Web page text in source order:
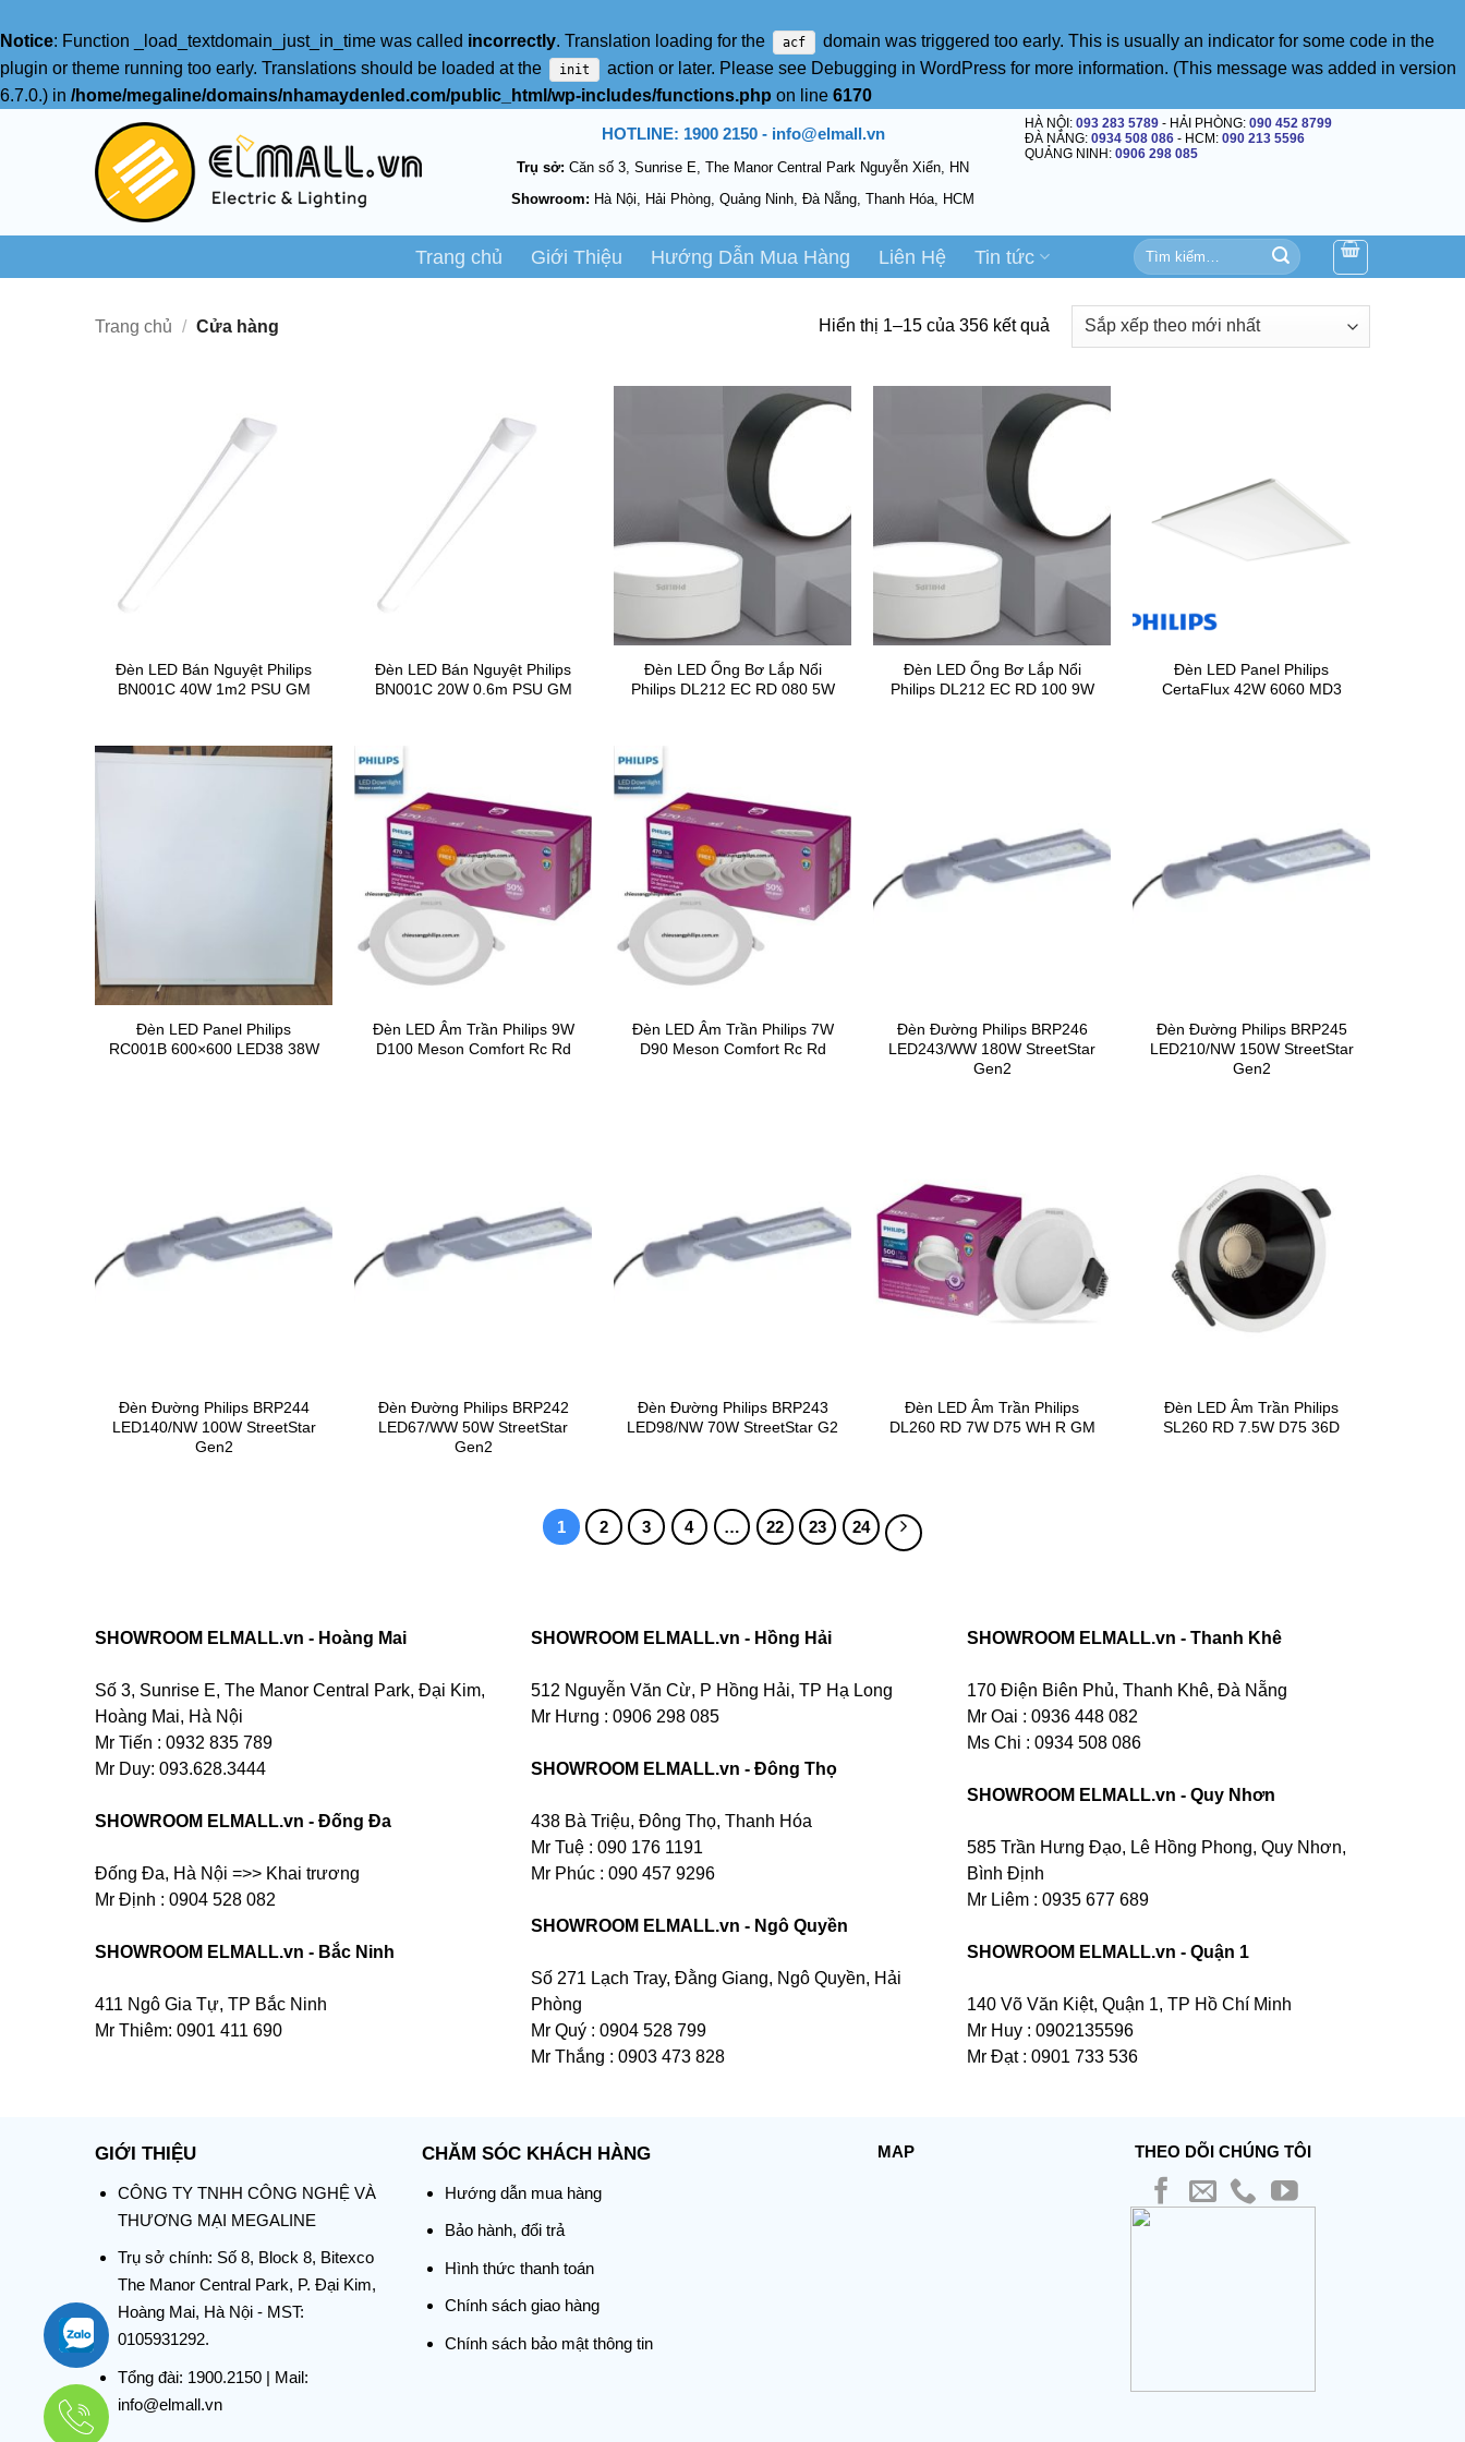
Notice: Function _load_textdomain_just_in_time was called incorrectly. Translation loading for the acf
domain was triggered too early. This is usually an indicator for some code in the
plugin or theme running too early. Translations should be loaded at the
init action or later. Please see Debugging in WordPress for more information. (This message was added in version
6.7.0.) in /home/megaline/domains/nhamaydenled.com/public_html/wp-includes/functions.php on line 6170
HOTLINE: 1900 2150 - info@elmall.vn
Trụ sở: Căn số 3, Sunrise E, The Manor Central Park Nguyễn Xiển, HN
Showroom: Hà Nội, Hải Phòng, Quảng Ninh, Đà Nẵng, Thanh Hóa, HCM
HÀ NỘI: 093 283 5789- HẢI PHÒNG: 090 452 8799
ĐÀ NẴNG: 0934 508 086- HCM:090 213 5596
QUẢNG NINH: 0906 298 085
Trang chủ Giới Thiệu Hướng Dẫn Mua Hàng Liên Hệ Tin tức
Tìm
kiếm:
Trang chủ / Cửa hàng Hiển thị 1–15 của 356 kết quảĐã
sắp
theo
mới
Đèn LED Bán Nguyệt Philips
BN001C 40W 1m2 PSU GM
Đèn LED Bán Nguyệt Philips
BN001C 20W 0.6m PSU GM
Đèn LED Ống Bơ Lắp Nổi
Philips DL212 EC RD 080 5W
Đèn LED Ống Bơ Lắp Nổi
Philips DL212 EC RD 100 9W
Đèn LED Panel Philips
CertaFlux 42W 6060 MD3
Đèn LED Panel Philips
RC001B 600×600 LED38 38W
Đèn LED Âm Trần Philips 9W
D100 Meson Comfort Rc Rd
Đèn LED Âm Trần Philips 7W
D90 Meson Comfort Rc Rd
Đèn Đường Philips BRP246
LED243/WW 180W StreetStar
Gen2
Đèn Đường Philips BRP245
LED210/NW 150W StreetStar
Gen2
Đèn Đường Philips BRP244
LED140/NW 100W StreetStar
Gen2
Đèn Đường Philips BRP242
LED67/WW 50W StreetStar
Gen2
Đèn Đường Philips BRP243
LED98/NW 70W StreetStar G2
Đèn LED Âm Trần Philips
DL260 RD 7W D75 WH R GM
Đèn LED Âm Trần Philips
SL260 RD 7.5W D75 36D
1 2 3 4 … 22 23 24
SHOWROOM ELMALL.vn - Hoàng Mai
Số 3, Sunrise E, The Manor Central Park, Đại Kim,
Hoàng Mai, Hà Nội
Mr Tiến : 0932 835 789
Mr Duy: 093.628.3444
SHOWROOM ELMALL.vn - Đống Đa
Đống Đa, Hà Nội =>> Khai trương
Mr Định : 0904 528 082
SHOWROOM ELMALL.vn - Bắc Ninh
411 Ngô Gia Tự, TP Bắc Ninh
Mr Thiêm: 0901 411 690
SHOWROOM ELMALL.vn - Hồng Hải
512 Nguyễn Văn Cừ, P Hồng Hải, TP Hạ Long
Mr Hưng : 0906 298 085
SHOWROOM ELMALL.vn - Đông Thọ
438 Bà Triệu, Đông Thọ, Thanh Hóa
Mr Tuệ : 090 176 1191
Mr Phúc : 090 457 9296
SHOWROOM ELMALL.vn - Ngô Quyền
Số 271 Lạch Tray, Đằng Giang, Ngô Quyền, Hải
Phòng
Mr Quý : 0904 528 799
Mr Thắng : 0903 473 828
SHOWROOM ELMALL.vn - Thanh Khê
170 Điện Biên Phủ, Thanh Khê, Đà Nẵng
Mr Oai : 0936 448 082
Ms Chi : 0934 508 086
SHOWROOM ELMALL.vn - Quy Nhơn
585 Trần Hưng Đạo, Lê Hồng Phong, Quy Nhơn,
Bình Định
Mr Liêm : 0935 677 689
SHOWROOM ELMALL.vn - Quận 1
140 Võ Văn Kiệt, Quận 1, TP Hồ Chí Minh
Mr Huy : 0902135596
Mr Đạt : 0901 733 536
GIỚI THIỆU
CÔNG TY TNHH CÔNG NGHỆ VÀ
THƯƠNG MẠI MEGALINE
Trụ sở chính: Số 8, Block 8, Bitexco
The Manor Central Park, P. Đại Kim,
Hoàng Mai, Hà Nội - MST:
0105931292.
Tổng đài: 1900.2150| Mail:
info@elmall.vn
CHĂM SÓC KHÁCH HÀNG
Hướng dẫn mua hàng
Bảo hành, đổi trả
Hình thức thanh toán
Chính sách giao hàng
Chính sách bảo mật thông tin
MAP THEO DÕI CHÚNG TÔI